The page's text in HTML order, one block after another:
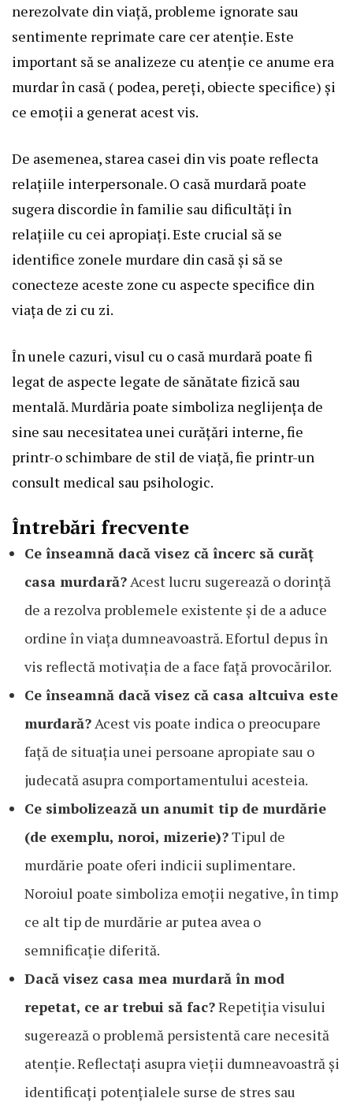
nerezolvate din viață, probleme ignorate sau
sentimente reprimate care cer atenție. Este
important să se analizeze cu atenție ce anume era
murdar în casă ( podea, pereți, obiecte specifice) și
ce emoții a generat acest vis.
De asemenea, starea casei din vis poate reflecta
relațiile interpersonale. O casă murdară poate
sugera discordie în familie sau dificultăți în
relațiile cu cei apropiați. Este crucial să se
identifice zonele murdare din casă și să se
conecteze aceste zone cu aspecte specifice din
viața de zi cu zi.
În unele cazuri, visul cu o casă murdară poate fi
legat de aspecte legate de sănătate fizică sau
mentală. Murdăria poate simboliza neglijența de
sine sau necesitatea unei curățări interne, fie
printr-o schimbare de stil de viață, fie printr-un
consult medical sau psihologic.
Întrebări frecvente
Ce înseamnă dacă visez că încerc să curăț
casa murdară? Acest lucru sugerează o dorință
de a rezolva problemele existente și de a aduce
ordine în viața dumneavoastră. Efortul depus în
vis reflectă motivația de a face față provocărilor.
Ce înseamnă dacă visez că casa altcuiva este
murdară? Acest vis poate indica o preocupare
față de situația unei persoane apropiate sau o
judecată asupra comportamentului acesteia.
Ce simbolizează un anumit tip de murdărie
(de exemplu, noroi, mizerie)?Tipul de
murdărie poate oferi indicii suplimentare.
Noroiul poate simboliza emoții negative, în timp
ce alt tip de murdărie ar putea avea o
semnificație diferită.
Dacă visez casa mea murdară în mod
repetat, ce ar trebui să fac?Repetiția visului
sugerează o problemă persistentă care necesită
atenție. Reflectați asupra vieții dumneavoastră și
identificați potențialele surse de stres sau